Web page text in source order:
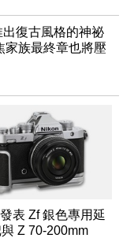
復古風格的神祕
家族最終章也將壓
表 Zf 銀色專用延
Z 70-200mm